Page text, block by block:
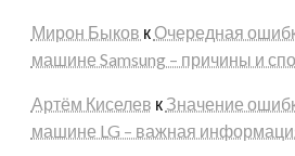
Мирон Быков к Очередная
машине Samsung – причины и
Артём Киселев к Значение
машине LG – важная